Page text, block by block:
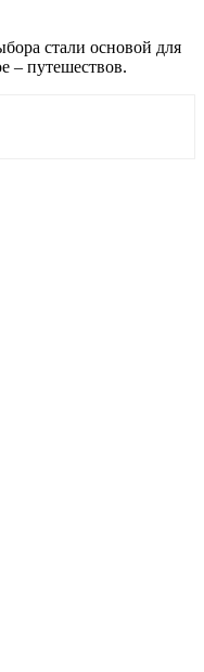
стали основой для
– путешествов.